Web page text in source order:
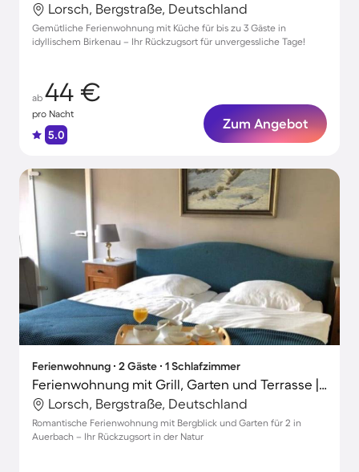
Lorsch, Bergstraße, Deutschland
Gemütliche Ferienwohnung mit Küche für bis zu 3 Gäste in
idyllischem Birkenau – Ihr Rückzugsort für unvergessliche Tage!
ab 44 €
pro Nacht
5.0
Zum Angebot
Ferienwohnung ∙ 2 Gäste ∙ 1 Schlafzimmer
Ferienwohnung mit Grill, Garten und Terrasse | Naturblick
Lorsch, Bergstraße, Deutschland
Romantische Ferienwohnung mit Bergblick und Garten für 2 in
Auerbach – Ihr Rückzugsort in der Natur